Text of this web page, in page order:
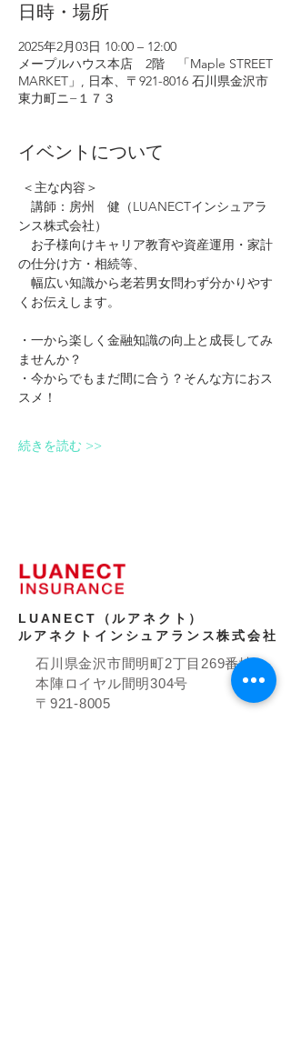
日時・場所
2025年2月03日 10:00 – 12:00
メープルハウス本店 2階 「Maple STREET
MARKET」, 日本、〒921-8016 石川県金沢市
東力町ニ−１７３
イベントについて
＜主な内容＞
講師：房州　健（LUANECTインシュアラ
ンス株式会社）
お子様向けキャリア教育や資産運用・家計
の仕分け方・相続等、
幅広い知識から老若男女問わず分かりやす
くお伝えします。
・一から楽しく金融知識の向上と成長してみ
ませんか？
・今からでもまだ間に合う？そんな方におス
スメ！
続きを読む >>
LUANECT（ルアネクト）
ルアネクトインシュアランス株式会社
石川県金沢市間明町2丁目269番地
本陣ロイヤル間明304号
〒921-8005